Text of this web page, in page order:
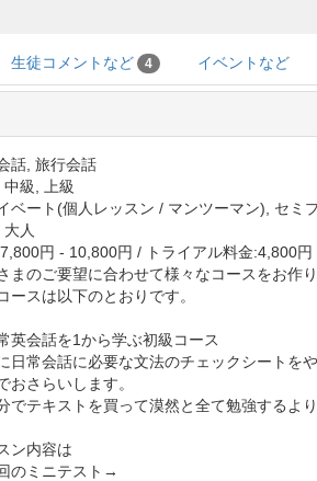
生徒コメントなど 4 イベントなど
話, 旅行会話
中級, 上級
ベート(個人レッスン / マンツーマン), セミ
人
円 - 10,800円 / トライアル料金:4,800
まのご要望に合わせて様々なコースをお作り
ースは以下のとおりです。
英会話を1から学ぶ初級コース
日常会話に必要な文法のチェックシートを
おさらいします。
でテキストを買って漠然と全て勉強するより
ン内容は
のミニテスト→